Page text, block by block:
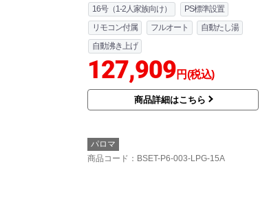
16号（1-2人家族向け）
PS標準設置
リモコン付属
フルオート
自動たし湯
自動沸き上げ
127,909円(税込)
商品詳細はこちら
パロマ
商品コード ：BSET-P6-003-LPG-15A